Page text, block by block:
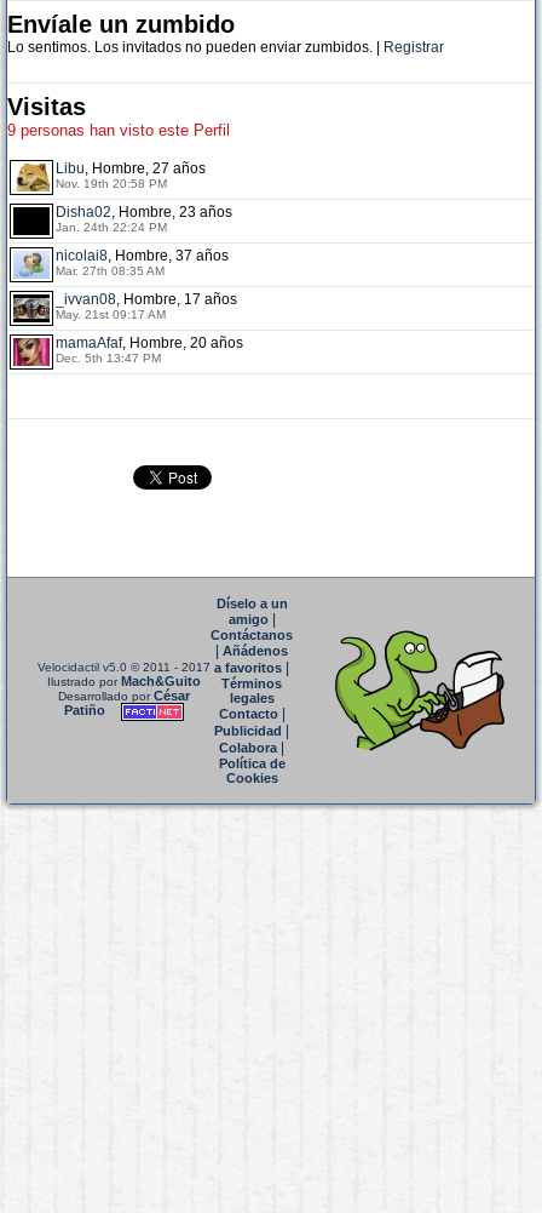
Envíale un zumbido
Lo sentimos. Los invitados no pueden enviar zumbidos. | Registrar
Visitas
9 personas han visto este Perfil
Libu, Hombre, 27 años
Nov. 19th 20:58 PM
Disha02, Hombre, 23 años
Jan. 24th 22:24 PM
nicolai8, Hombre, 37 años
Mar. 27th 08:35 AM
_ivvan08, Hombre, 17 años
May. 21st 09:17 AM
mamaAfaf, Hombre, 20 años
Dec. 5th 13:47 PM
Velocidactil v5.0 © 2011 - 2017
Ilustrado porMach&Guito
Desarrollado porCésar
Patiño
Díselo a un
amigo|
Contáctanos
Añádenos
a favoritos
Términos
legales
Contacto|
Publicidad
Colabora|
Política de
Cookies